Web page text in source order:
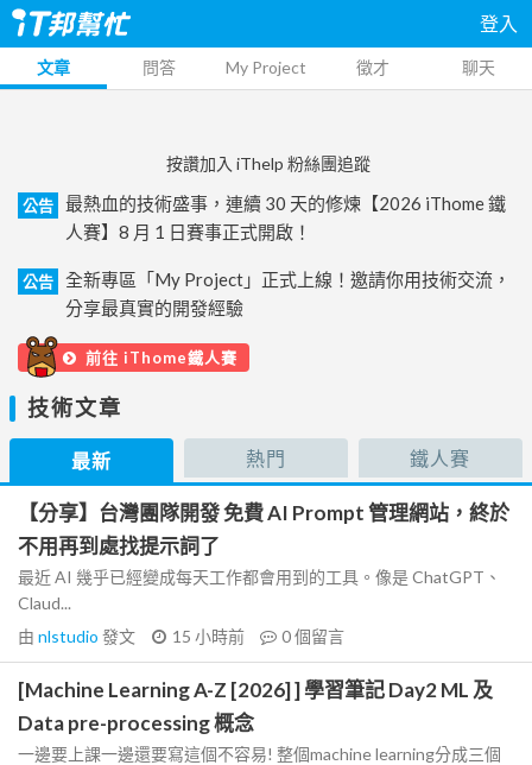
登入
文章 問答 My Project 徵才 聊天
按讚加入 iThelp 粉絲團追蹤
公告
最熱血的技術盛事，連續 30 天的修煉【2026 iThome 鐵
人賽】8 月 1 日賽事正式開啟！
公告
全新專區「My Project」正式上線！邀請你用技術交流，
分享最真實的開發經驗
前往 iThome鐵人賽
技術文章
最新 熱門 鐵人賽
【分享】台灣團隊開發 免費 AI Prompt 管理網站，終於
不用再到處找提示詞了
最近 AI 幾乎已經變成每天工作都會用到的工具。像是 ChatGPT、
Claud...
由 nlstudio 發文 15 小時前 0個留言
[Machine Learning A-Z [2026] ] 學習筆記 Day2 ML 及
Data pre-processing 概念
一邊要上課一邊還要寫這個不容易! 整個machine learning分成三個